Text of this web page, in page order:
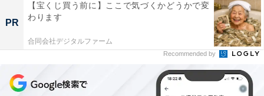
PR
【宝くじ買う前に】ここで気づくかどうかで変
わります
合同会社デジタルファーム
Recommended by